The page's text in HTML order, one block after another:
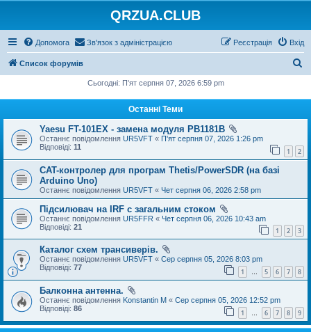
QRZUA.CLUB
Допомога Зв'язок з адміністрацією Вхід
Реєстрація
Список форумів
Сьогодні: П'ят серпня 07, 2026 6:59 pm
Останні Теми
Yaesu FT-101EX - замена модуля PB1181B
Останнє повідомлення UR5VFT « П'ят серпня 07, 2026 1:26 pm
Відповіді: 11 1 2
CAT-контролер для програм Thetis/PowerSDR (на базі
Arduino Uno)
Останнє повідомлення UR5VFT « Чет серпня 06, 2026 2:58 pm
Підсилювач на IRF с загальним стоком
Останнє повідомлення UR5FFR « Чет серпня 06, 2026 10:43 am
Відповіді: 21 1 2 3
Каталог схем трансиверів.
Останнє повідомлення UR5VFT « Сер серпня 05, 2026 8:03 pm
Відповіді: 77 1 … 5 6 7 8
Балконна антенна.
Останнє повідомлення Konstantin M « Сер серпня 05, 2026 12:52 pm
Відповіді: 86 1 … 6 7 8 9